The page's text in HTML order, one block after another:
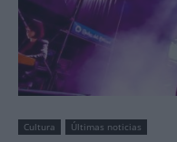
Cultura Últimas noticias